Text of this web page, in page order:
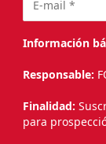
Información
Responsable:
Finalidad:
para